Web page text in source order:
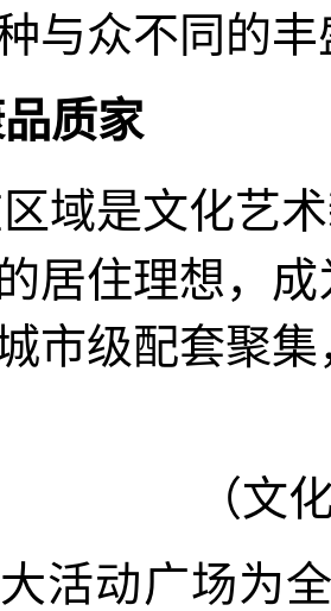
与众不同的
质家
域是文化艺
居住理想，
市级配套聚
（文
活动广场为